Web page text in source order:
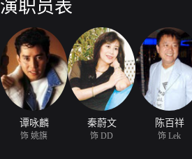
演职员表
谭咏麟
饰 姚旗
秦蔚文
饰 DD
陈百祥
饰 Lek